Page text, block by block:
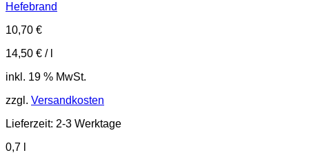
Hefebrand
10,70 €
14,50 € /
inkl. 19 % MwSt.
zzgl. Versandkosten
Lieferzeit: 2-3 Werktage
0,7